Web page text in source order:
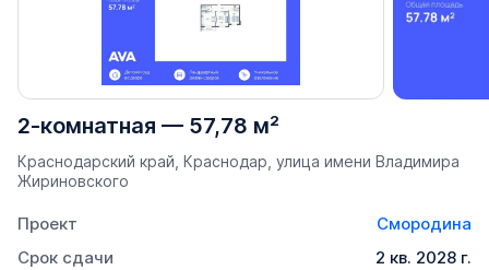
2-комнатная — 57,78 м²
Краснодарский край, Краснодар, улица имени Владимира
Жириновского
Проект
Смородина
Срок сдачи
2 кв. 2028 г.